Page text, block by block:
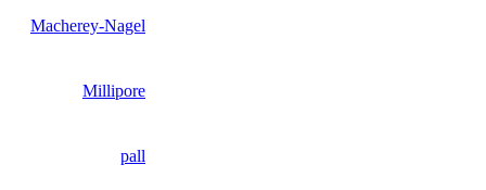
Macherey-Nagel
Millipore
pall